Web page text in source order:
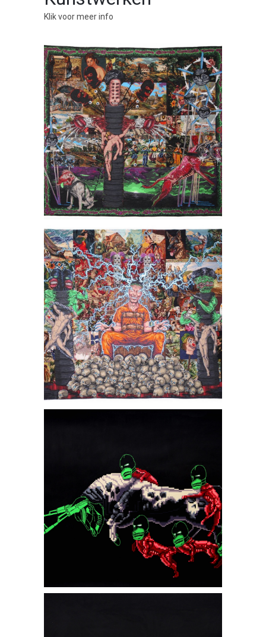
Klik voor meer info
Crevé
SOLD - Evil boss